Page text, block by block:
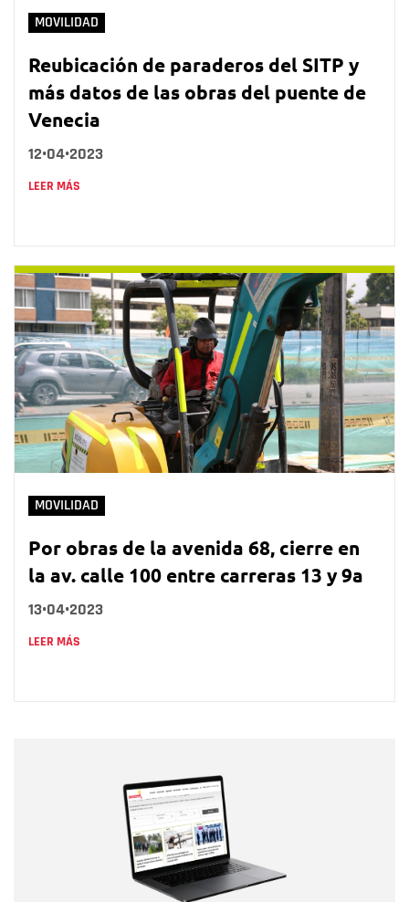
MOVILIDAD
Reubicación de paraderos del SITP y
más datos de las obras del puente de
Venecia
12•04•2023
LEER MÁS
MOVILIDAD
Por obras de la avenida 68, cierre en
la av. calle 100 entre carreras 13 y 9a
13•04•2023
LEER MÁS
Correo electrónico
Tipo de comentario